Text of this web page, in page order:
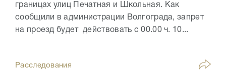
границах улиц Печатная и Школьная. Как
сообщили в администрации Волгограда, запрет
на проезд будет действовать с 00.00 ч. 10...
Расследования